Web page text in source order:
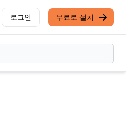
로그인 무료로 설치